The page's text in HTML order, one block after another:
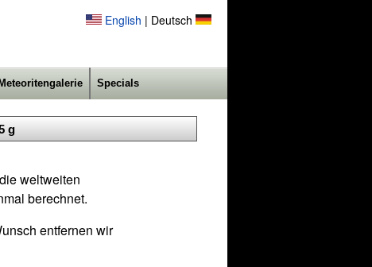
English | Deutsch
Meteoritengalerie Specials
g
weltweiten
berechnet.
entfernen wir